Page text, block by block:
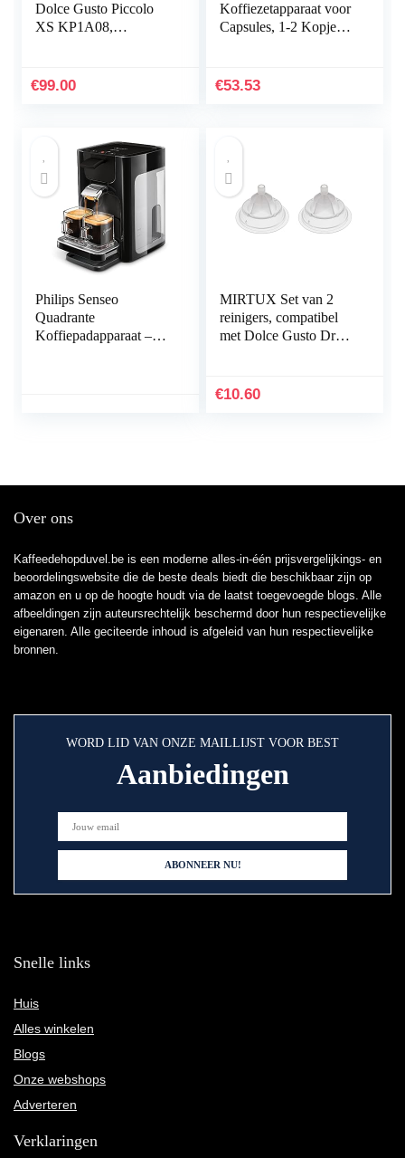
Dolce Gusto Piccolo
XS KP1A08,
capsules, Compacte en
gemakkelijke
bereiding, Zwart
€99.00
Koffiezetapparaat voor
Capsules, 1-2 Kopjes
Capsules, Echte
€53.53
Philips Senseo
Quadrante
Koffiepadapparaat –
MIRTUX Set van 2
reinigers, compatibel
met Dolce Gusto Drops
623953 (zie
€10.60
Over ons
Kaffeedehopduvel.be is een moderne alles-in-één prijsvergelijkings- en
beoordelingswebsite die de beste deals biedt die beschikbaar zijn op
amazon en u op de hoogte houdt via de laatst toegevoegde blogs. Alle
afbeeldingen zijn auteursrechtelijk beschermd door hun respectievelijke
eigenaren. Alle geciteerde inhoud is afgeleid van hun respectievelijke
bronnen.
WORD LID VAN ONZE MAILLIJST VOOR BEST
Aanbiedingen
Snelle links
Huis
Alles winkelen
Blogs
Onze webshops
Adverteren
Verklaringen